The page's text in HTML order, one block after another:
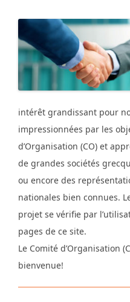
intérêt grandissant pour
impressionnées par les
d’Organisation (CO) et
de grandes sociétés
ou encore des
nationales bien connues.
projet se vérifie par
pages de ce site.
Le Comité d’Organisation
bienvenue!